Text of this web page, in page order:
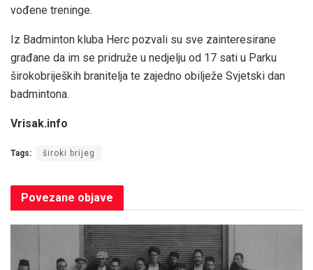
vođene treninge.
Iz Badminton kluba Herc pozvali su sve zainteresirane
građane da im se pridruže u nedjelju od 17 sati u Parku
širokobrijeških branitelja te zajedno obilježe Svjetski dan
badmintona.
Vrisak.info
Tags: široki brijeg
Povezane objave